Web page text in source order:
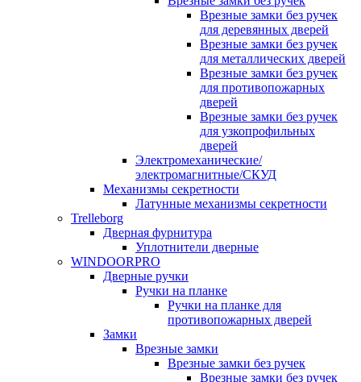
Врезные замки без ручек
для деревянных дверей
Врезные замки без ручек
для металлических дверей
Врезные замки без ручек
для противопожарных
дверей
Врезные замки без ручек
для узкопрофильных
дверей
Электромеханические/
электромагнитные/СКУД
Механизмы секретности
Латунные механизмы секретности
Trelleborg
Дверная фурнитура
Уплотнители дверные
WINDOORPRO
Дверные ручки
Ручки на планке
Ручки на планке для
противопожарных дверей
Замки
Врезные замки
Врезные замки без ручек
Врезные замки без ручек